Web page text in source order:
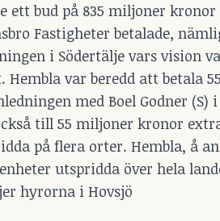
ett bud på 835 miljoner
Fastigheter betalade,
i Södertälje vars vision
var beredd att betala
med Boel Godner
till 55 miljoner kronor
på flera orter. Hembla, å
utspridda över hela
hyrorna i Hovsjö